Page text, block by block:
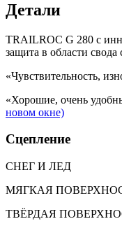
Детали
TRAILROC G 280 с
защита в области
«Чувствительность,
«Хорошие, очень
новом окне)
Сцепление
СНЕГ И ЛЕД
МЯГКАЯ
ТВЁРДАЯ